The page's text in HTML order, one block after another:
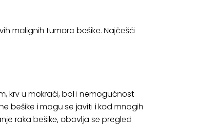
malignih tumora bešike. Najčešći
krv u mokraći, bol i nemogućnost
bešike i mogu se javiti i kod mnogih
raka bešike, obavlja se pregled